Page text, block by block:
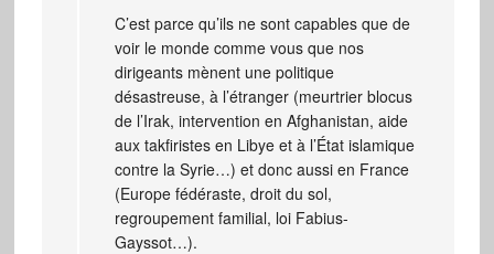
C’est parce qu’ils ne sont capables que de
voir le monde comme vous que nos
dirigeants mènent une politique
désastreuse, à l’étranger (meurtrier blocus
de l’Irak, intervention en Afghanistan, aide
aux takfiristes en Libye et à l’État islamique
contre la Syrie…) et donc aussi en France
(Europe fédéraste, droit du sol,
regroupement familial, loi Fabius-
Gayssot…).